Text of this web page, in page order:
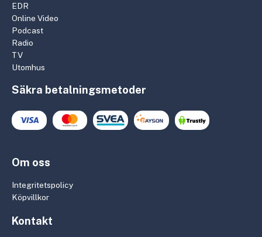
EDR
Online Video
Podcast
Radio
TV
Utomhus
Säkra betalningsmetoder
Om oss
Integritetspolicy
Köpvillkor
Kontakt